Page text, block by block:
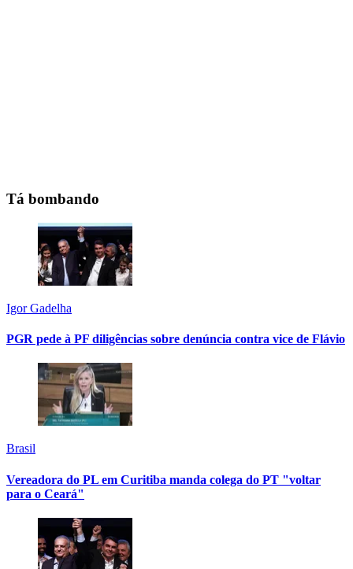
Tá bombando
Igor Gadelha
PGR pede à PF diligências sobre denúncia contra vice de Flávio
Brasil
Vereadora do PL em Curitiba manda colega do PT "voltar
para o Ceará"